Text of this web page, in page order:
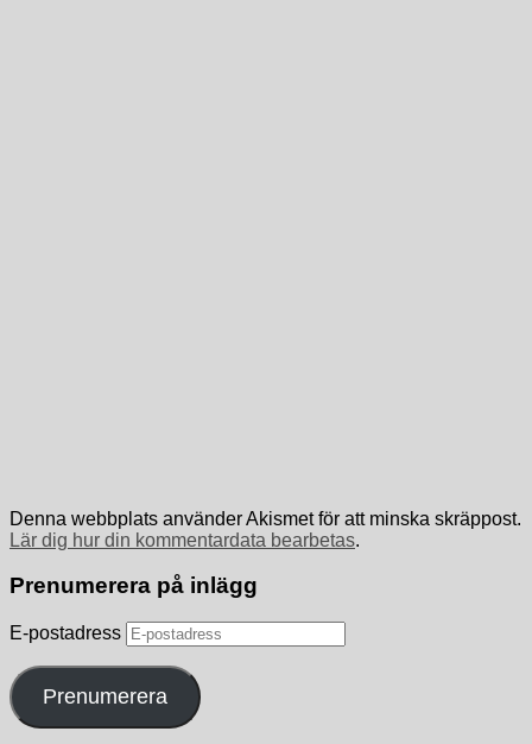
Denna webbplats använder Akismet för att minska skräppost.
Lär dig hur din kommentardata bearbetas.
Prenumerera på inlägg
E-postadress
Prenumerera